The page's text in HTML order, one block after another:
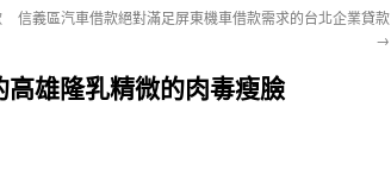
信義區汽車借款絕對滿足屏東機車借款需求的台北企業貸款
→
雄隆乳精微的肉毒瘦臉